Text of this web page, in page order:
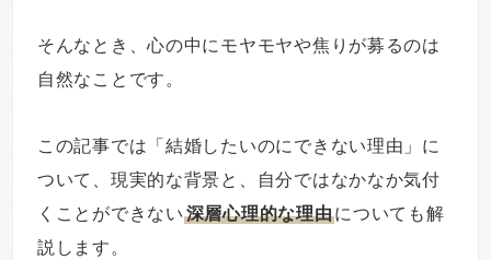
そんなとき、心の中にモヤモヤや焦りが募るのは
自然なことです。
この記事では「結婚したいのにできない理由」に
ついて、現実的な背景と、自分ではなかなか気付
くことができない深層心理的な理由についても解
説します。